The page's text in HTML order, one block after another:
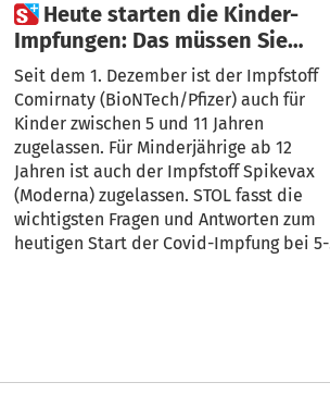
 Heute starten die Kinder-
Impfungen: Das müssen Sie
wissen
Seit dem 1. Dezember ist der Impfstoff
Comirnaty (BioNTech/Pfizer) auch für
Kinder zwischen 5 und 11 Jahren
zugelassen. Für Minderjährige ab 12
Jahren ist auch der Impfstoff Spikevax
(Moderna) zugelassen. STOL fasst die
wichtigsten Fragen und Antworten zum
heutigen Start der Covid-Impfung bei 5-